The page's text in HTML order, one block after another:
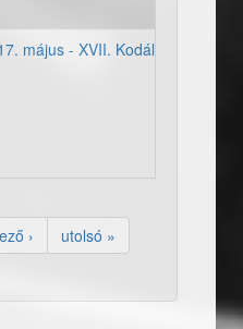
május - XVII. Kodály Napok,
› utolsó »